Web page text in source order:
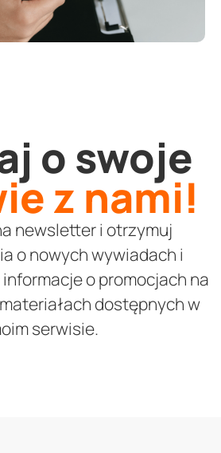
o swoje
z nami!
newsletter i otrzymuj
o nowych wywiadach i
o promocjach na
dostępnych w
serwisie.